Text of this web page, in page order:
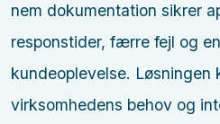
nem dokumentation sikrer
responstider, færre fejl og
kundeoplevelse. Løsningen
virksomhedens behov og